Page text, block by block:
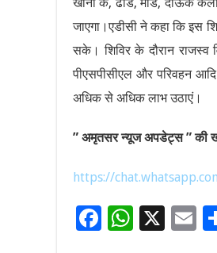
जाएगा।एडीसी ने कहा कि इस
सके। शिविर के दौरान राजस्व
पीएसपीसीएल और परिवहन
अधिक से अधिक लाभ उठाएं।
” अमृतसर न्यूज अपडेट्स ” की
https://
F
W X
E